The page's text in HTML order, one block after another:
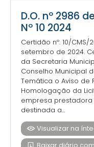
D.O. nº 2986
Nº 10 2024
Certidão nº. 10/CMS/
setembro de 2024.
da Secretaria
Conselho Municipal
Temática o Aviso de
Homologação da
empresa
destinada a...
Visualizar na